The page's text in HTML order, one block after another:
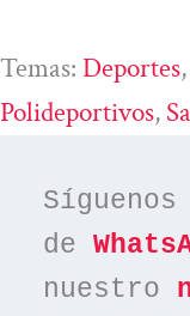
Temas: Deportes,
Polideportivos,
de
nuestro